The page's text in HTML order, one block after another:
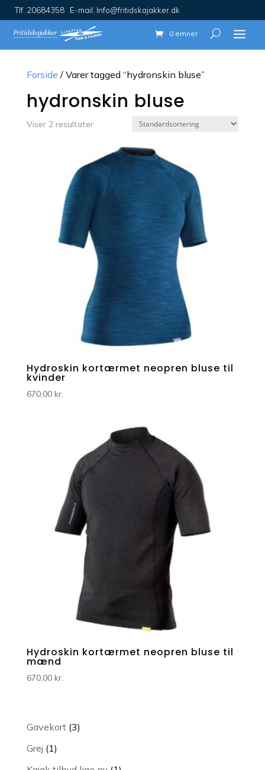
Tlf. 20684358 E-mail. Info@fritidskajakker.dk
0 emner
Forside / Varer tagged “hydronskin bluse”
hydronskin bluse
Viser 2 resultater
Hydroskin kortærmet neopren bluse til
kvinder
670,00 kr.
Hydroskin kortærmet neopren bluse til
mænd
670,00 kr.
Gavekort 33
Grej 11
vare